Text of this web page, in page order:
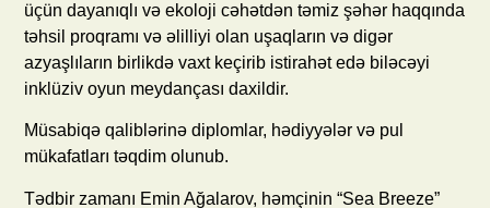
üçün dayanıqlı və ekoloji cəhətdən təmiz şəhər haqqında
təhsil proqramı və əlilliyi olan uşaqların və digər
azyaşlıların birlikdə vaxt keçirib istirahət edə biləcəyi
inklüziv oyun meydançası daxildir.
Müsabiqə qaliblərinə diplomlar, hədiyyələr və pul
mükafatları təqdim olunub.
Tədbir zamanı Emin Ağalarov, həmçinin “Sea Breeze”